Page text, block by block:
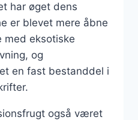
har øget dens
er blevet mere åbne
med eksotiske
og
en fast bestanddel i
også været